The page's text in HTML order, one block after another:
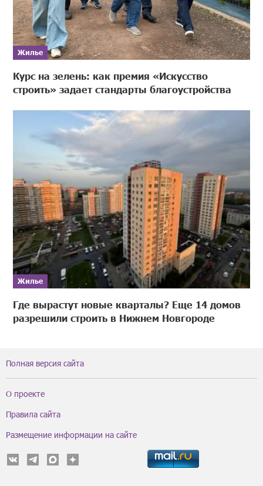
Жилье
Курс на зелень: как премия «Искусство
строить» задает стандарты благоустройства
Жилье
Где вырастут новые кварталы? Еще 14 домов
разрешили строить в Нижнем Новгороде
Полная версия сайта
О проекте
Правила сайта
Размещение информации на сайте